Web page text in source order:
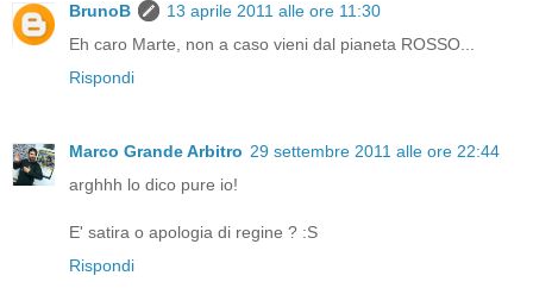
BrunoB
13 aprile 2011 alle ore 11:30
Eh caro Marte, non a caso vieni dal pianeta ROSSO...
Rispondi
Marco Grande Arbitro 29 settembre 2011 alle ore 22:44
arghhh lo dico pure io!
E' satira o apologia di regine ? :S
Rispondi